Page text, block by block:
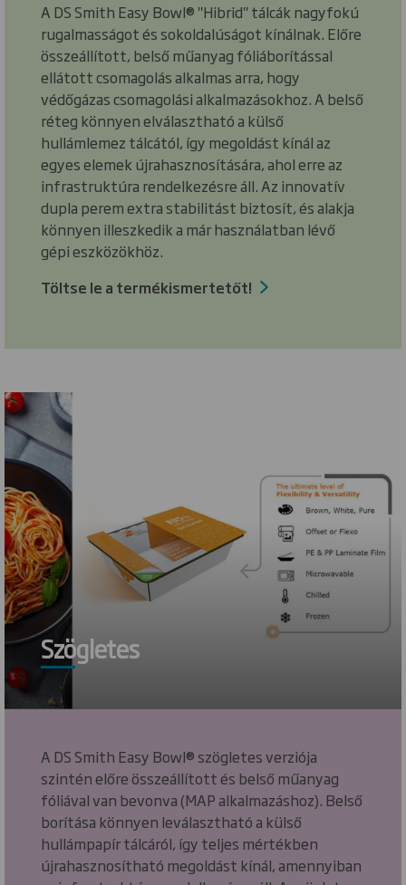
A DS Smith Easy Bowl® "Hibrid" tálcák nagyfokú
rugalmasságot és sokoldalúságot kínálnak. Előre
összeállított, belső műanyag fóliáborítással
ellátott csomagolás alkalmas arra, hogy
védőgázas csomagolási alkalmazásokhoz. A belső
réteg könnyen elválasztható a külső
hullámlemez tálcától, így megoldást kínál az
egyes elemek újrahasznosítására, ahol erre az
infrastruktúra rendelkezésre áll. Az innovatív
dupla perem extra stabilitást biztosít, és alakja
könnyen illeszkedik a már használatban lévő
gépi eszközökhöz.
Töltse le a termékismertetőt!
Szögletes
A DS Smith Easy Bowl® szögletes verziója
szintén előre összeállított és belső műanyag
fóliával van bevonva (MAP alkalmazáshoz). Belső
borítása könnyen leválasztható a külső
hullámpapír tálcáról, így teljes mértékben
újrahasznosítható megoldást kínál, amennyiban